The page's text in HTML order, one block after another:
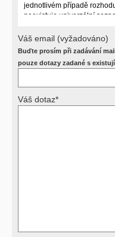
jednotlivém případě
neexistuje univerzální
postižení pacienta a dalších
Požádejte svého
příslušný revizní lékař. My
Výsledky vyšetření
Váš email (vyžadováno)
Buďte prosím při zadávání
pouze dotazy zadané s
Váš dotaz*